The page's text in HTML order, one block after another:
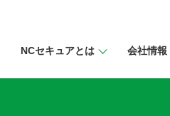
NCセキュアとは 会社情報